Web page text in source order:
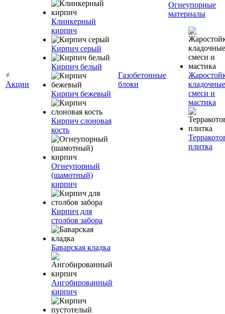
Акции
Клинкерный
кирпич
Кирпич серый
Кирпич белый
Кирпич бежевый
Кирпич слоновая
кость
Огнеупорный
(шамотный)
кирпич
Кирпич для
столбов забора
Баварская кладка
Ангобированный
кирпич
Газобетонные
блоки
Огнеупорные
материалы
кладочные
смеси и
мастика
плитка